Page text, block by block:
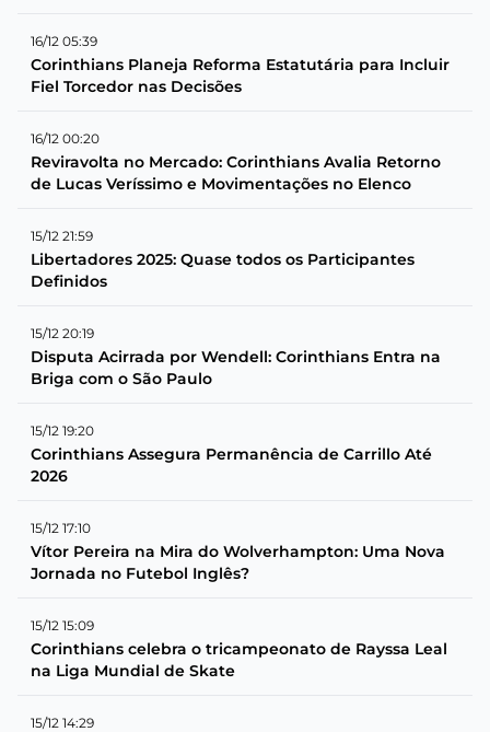
16/12 05:39
Corinthians Planeja Reforma Estatutária para Incluir
Fiel Torcedor nas Decisões
16/12 00:20
Reviravolta no Mercado: Corinthians Avalia Retorno
de Lucas Veríssimo e Movimentações no Elenco
15/12 21:59
Libertadores 2025: Quase todos os Participantes
Definidos
15/12 20:19
Disputa Acirrada por Wendell: Corinthians Entra na
Briga com o São Paulo
15/12 19:20
Corinthians Assegura Permanência de Carrillo Até
2026
15/12 17:10
Vítor Pereira na Mira do Wolverhampton: Uma Nova
Jornada no Futebol Inglês?
15/12 15:09
Corinthians celebra o tricampeonato de Rayssa Leal
na Liga Mundial de Skate
15/12 14:29